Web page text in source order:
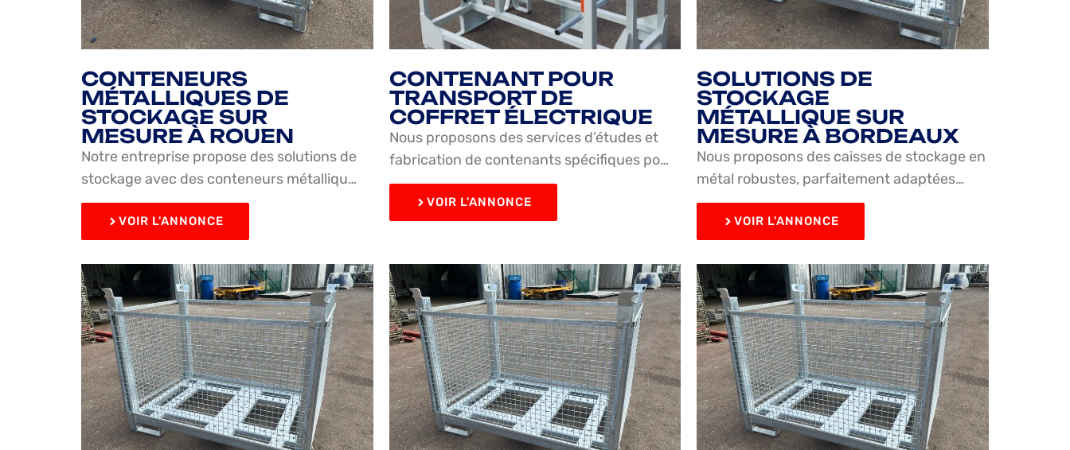
CONTENEURS
MÉTALLIQUES DE
STOCKAGE SUR
MESURE À ROUEN
Notre entreprise propose des solutions de
stockage avec des conteneurs métalliqu…
VOIR L'ANNONCE
CONTENANT POUR
TRANSPORT DE
COFFRET ÉLECTRIQUE
Nous proposons des services d’études et
fabrication de contenants spécifiques po…
VOIR L'ANNONCE
SOLUTIONS DE
STOCKAGE
MÉTALLIQUE SUR
MESURE À BORDEAUX
Nous proposons des caisses de stockage en
métal robustes, parfaitement adaptées…
VOIR L'ANNONCE